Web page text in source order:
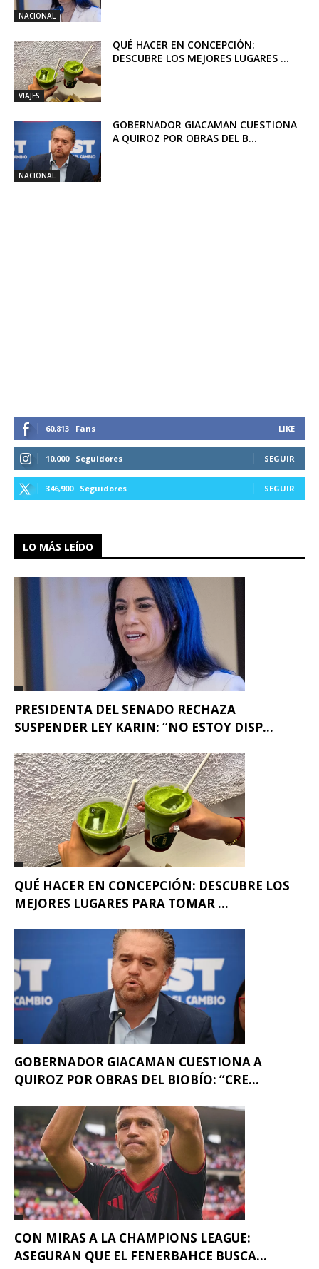
NACIONAL
VIAJES
QUÉ HACER EN CONCEPCIÓN:
DESCUBRE LOS MEJORES LUGARES ...
NACIONAL
GOBERNADOR GIACAMAN CUESTIONA
A QUIROZ POR OBRAS DEL B...
60,813 Fans LIKE
10,000 Seguidores SEGUIR
346,900 Seguidores SEGUIR
LO MÁS LEÍDO
PRESIDENTA DEL SENADO RECHAZA
SUSPENDER LEY KARIN: “NO ESTOY DISP...
QUÉ HACER EN CONCEPCIÓN: DESCUBRE LOS
MEJORES LUGARES PARA TOMAR ...
GOBERNADOR GIACAMAN CUESTIONA A
QUIROZ POR OBRAS DEL BIOBÍO: “CRE...
CON MIRAS A LA CHAMPIONS LEAGUE:
ASEGURAN QUE EL FENERBAHCE BUSCA...